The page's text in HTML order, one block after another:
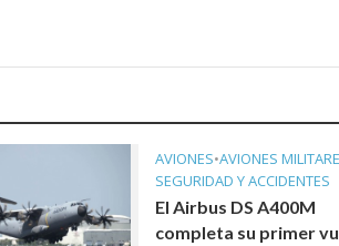
AVIONES•AVIONES
SEGURIDAD Y ACCIDENTES
El Airbus DS A400M
completa su primer